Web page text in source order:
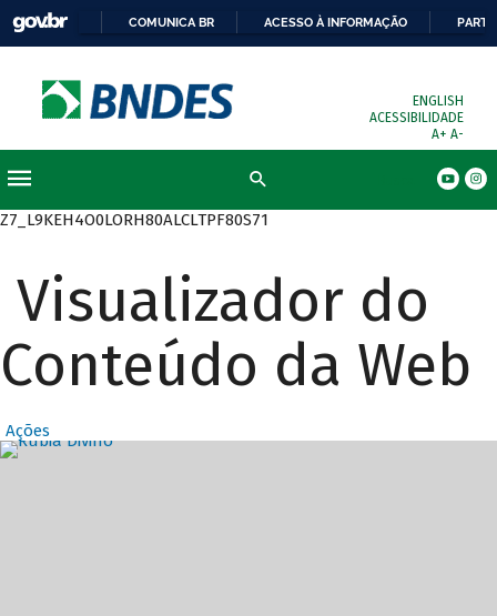
COMUNICA BR ACESSO À INFORMAÇÃO
ENGLISH
ACESSIBILIDADE
A+ A-
Z7_L9KEH4O0LORH80ALCLTPF80S71
Visualizador do
Conteúdo da Web
Ações
Destaques